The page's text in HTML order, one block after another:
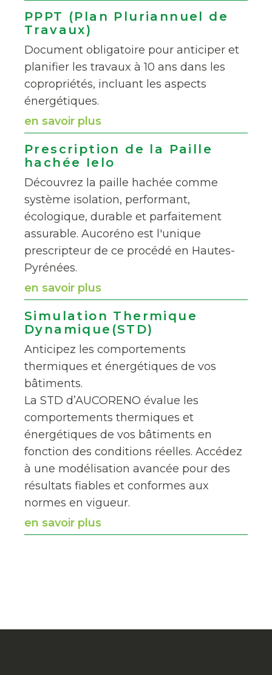
PPPT (Plan Pluriannuel de
Travaux)
Document obligatoire pour anticiper et
planifier les travaux à 10 ans dans les
copropriétés, incluant les aspects
énergétiques.
en savoir plus
Prescription de la Paille
hachée Ielo
Découvrez la paille hachée comme
système isolation, performant,
écologique, durable et parfaitement
assurable. Aucoréno est l'unique
prescripteur de ce procédé en Hautes-
Pyrénées.
en savoir plus
Simulation Thermique
Dynamique(STD)
Anticipez les comportements
thermiques et énergétiques de vos
bâtiments.
La STD d’AUCORENO évalue les
comportements thermiques et
énergétiques de vos bâtiments en
fonction des conditions réelles. Accédez
à une modélisation avancée pour des
résultats fiables et conformes aux
normes en vigueur.
en savoir plus